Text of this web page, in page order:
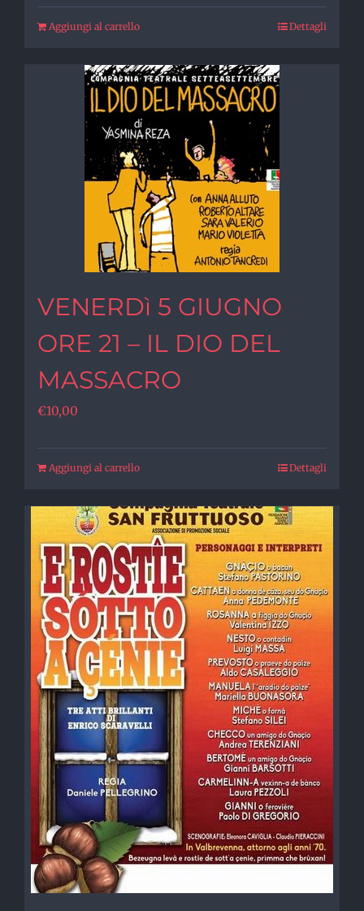
Aggiungi al carrello Dettagli
VENERDì 5 GIUGNO
ORE 21 – IL DIO DEL
MASSACRO
€10,00
Aggiungi al carrello Dettagli